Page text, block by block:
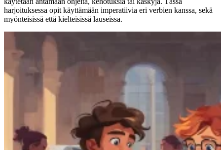
harjoituksessa opit käyttämään imperatiivia eri verbien kanssa, sekä
myönteisissä että kielteisissä lauseissa.